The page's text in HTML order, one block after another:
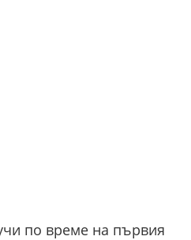
по време на първия